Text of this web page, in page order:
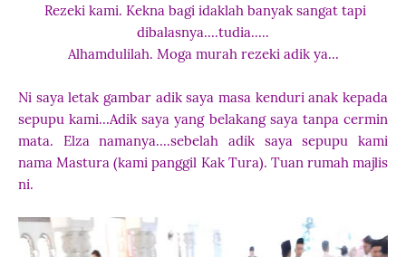
Rezeki kami. Kekna bagi idaklah banyak sangat tapi
dibalasnya....tudia.....
Alhamdulilah. Moga murah rezeki adik ya...
Ni saya letak gambar adik saya masa kenduri anak kepada
sepupu kami...Adik saya yang belakang saya tanpa cermin
mata. Elza namanya....sebelah adik saya sepupu kami
nama Mastura (kami panggil Kak Tura). Tuan rumah majlis
ni.